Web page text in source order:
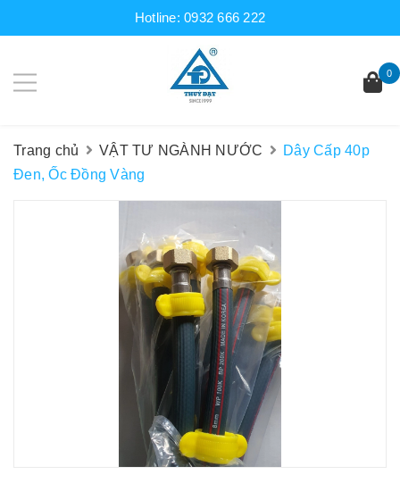
Hotline:0932 666 222
0
Trang chủ VẬT TƯ NGÀNH NƯỚC
Dây Cấp 40p
Đen, Ốc Đồng Vàng